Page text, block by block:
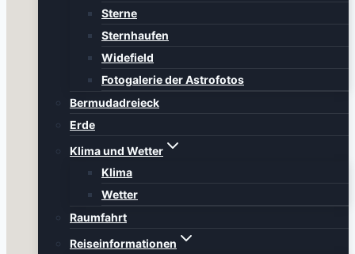
Sterne
Sternhaufen
Widefield
Fotogalerie der Astrofotos
Bermudadreieck
Erde
Klima und Wetter
Klima
Wetter
Raumfahrt
Reiseinformationen